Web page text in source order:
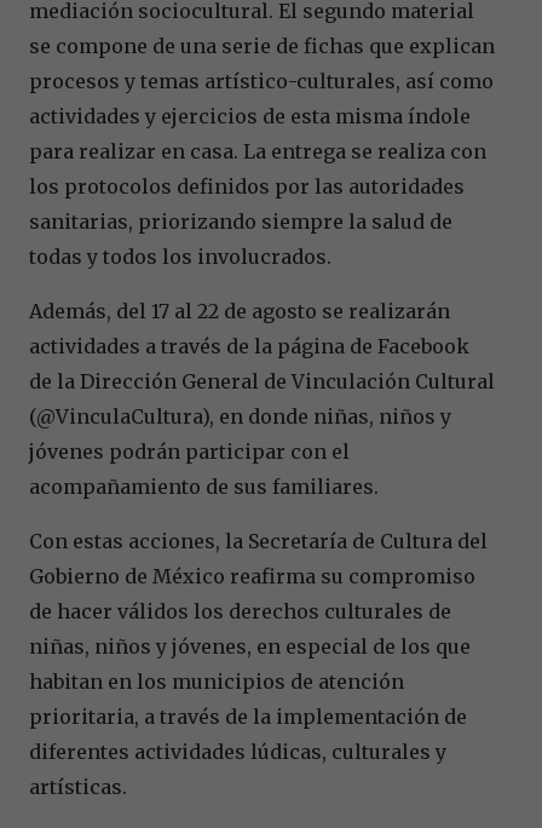
mediación sociocultural. El segundo material
se compone de una serie de fichas que explican
procesos y temas artístico-culturales, así como
actividades y ejercicios de esta misma índole
para realizar en casa. La entrega se realiza con
los protocolos definidos por las autoridades
sanitarias, priorizando siempre la salud de
todas y todos los involucrados.
Además, del 17 al 22 de agosto se realizarán
actividades a través de la página de Facebook
de la Dirección General de Vinculación Cultural
(@VinculaCultura), en donde niñas, niños y
jóvenes podrán participar con el
acompañamiento de sus familiares.
Con estas acciones, la Secretaría de Cultura del
Gobierno de México reafirma su compromiso
de hacer válidos los derechos culturales de
niñas, niños y jóvenes, en especial de los que
habitan en los municipios de atención
prioritaria, a través de la implementación de
diferentes actividades lúdicas, culturales y
artísticas.